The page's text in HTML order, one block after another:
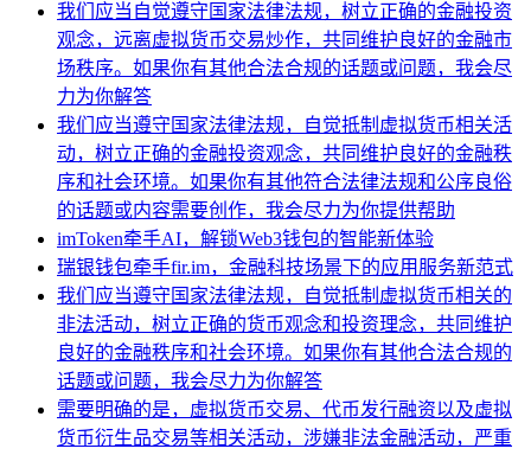
我们应当自觉遵守国家法律法规，树立正确的金融投资
观念，远离虚拟货币交易炒作，共同维护良好的金融市
场秩序。如果你有其他合法合规的话题或问题，我会尽
力为你解答
我们应当遵守国家法律法规，自觉抵制虚拟货币相关活
动，树立正确的金融投资观念，共同维护良好的金融秩
序和社会环境。如果你有其他符合法律法规和公序良俗
的话题或内容需要创作，我会尽力为你提供帮助
imToken牵手AI，解锁Web3钱包的智能新体验
瑞银钱包牵手fir.im，金融科技场景下的应用服务新范式
我们应当遵守国家法律法规，自觉抵制虚拟货币相关的
非法活动，树立正确的货币观念和投资理念，共同维护
良好的金融秩序和社会环境。如果你有其他合法合规的
话题或问题，我会尽力为你解答
需要明确的是，虚拟货币交易、代币发行融资以及虚拟
货币衍生品交易等相关活动，涉嫌非法金融活动，严重